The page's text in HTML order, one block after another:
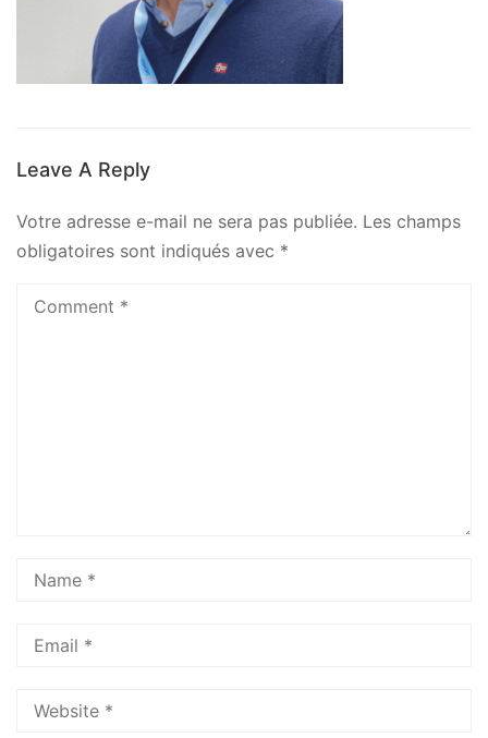
Leave A Reply
Votre adresse e-mail ne sera pas publiée. Les champs
obligatoires sont indiqués avec *